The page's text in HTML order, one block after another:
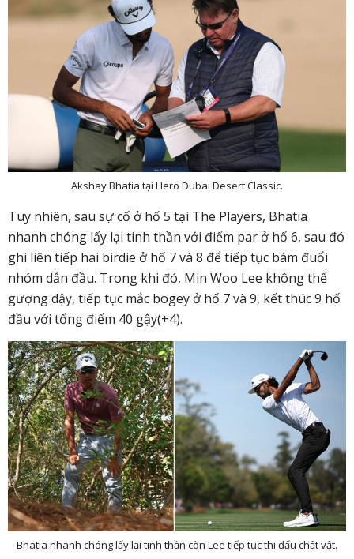
Akshay Bhatia tại Hero Dubai Desert Classic.
Tuy nhiên, sau sự cố ở hố 5 tại The Players, Bhatia
nhanh chóng lấy lại tinh thần với điểm par ở hố 6, sau đó
ghi liên tiếp hai birdie ở hố 7 và 8 để tiếp tục bám đuổi
nhóm dẫn đầu. Trong khi đó, Min Woo Lee không thể
gượng dậy, tiếp tục mắc bogey ở hố 7 và 9, kết thúc 9 hố
đầu với tổng điểm 40 gậy(+4).
Bhatia nhanh chóng lấy lại tinh thần còn Lee tiếp tục thi đấu chật vật.